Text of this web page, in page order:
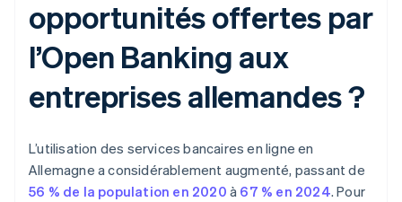
opportunités offertes par
l’Open Banking aux
entreprises allemandes ?
L’utilisation des services bancaires en ligne en
Allemagne a considérablement augmenté, passant de
56 % de la population en 2020 à 67 % en 2024. Pour